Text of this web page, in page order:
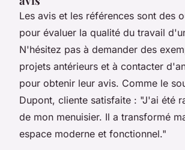
Les avis et les références sont des
pour évaluer la qualité du travail
N'hésitez pas à demander des
projets antérieurs et à contacter
pour obtenir leur avis. Comme le
Dupont, cliente satisfaite : "J'ai été
de mon menuisier. Il a transformé
espace moderne et fonctionnel."